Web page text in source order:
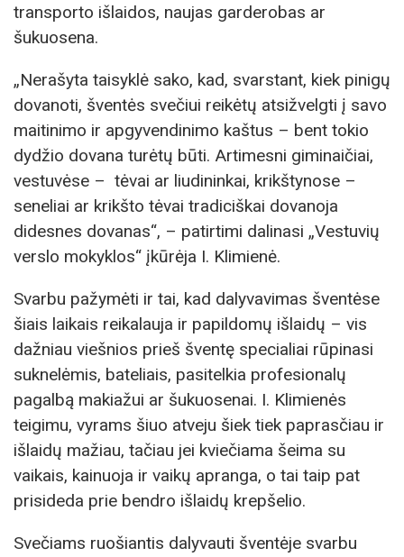
transporto išlaidos, naujas garderobas ar
šukuosena.
„Nerašyta taisyklė sako, kad, svarstant, kiek pinigų
dovanoti, šventės svečiui reikėtų atsižvelgti į savo
maitinimo ir apgyvendinimo kaštus – bent tokio
dydžio dovana turėtų būti. Artimesni giminaičiai,
vestuvėse – tėvai ar liudininkai, krikštynose –
seneliai ar krikšto tėvai tradiciškai dovanoja
didesnes dovanas“, – patirtimi dalinasi „Vestuvių
verslo mokyklos“ įkūrėja I. Klimienė.
Svarbu pažymėti ir tai, kad dalyvavimas šventėse
šiais laikais reikalauja ir papildomų išlaidų – vis
dažniau viešnios prieš šventę specialiai rūpinasi
suknelėmis, bateliais, pasitelkia profesionalų
pagalbą makiažui ar šukuosenai. I. Klimienės
teigimu, vyrams šiuo atveju šiek tiek paprasčiau ir
išlaidų mažiau, tačiau jei kviečiama šeima su
vaikais, kainuoja ir vaikų apranga, o tai taip pat
prisideda prie bendro išlaidų krepšelio.
Svečiams ruošiantis dalyvauti šventėje svarbu